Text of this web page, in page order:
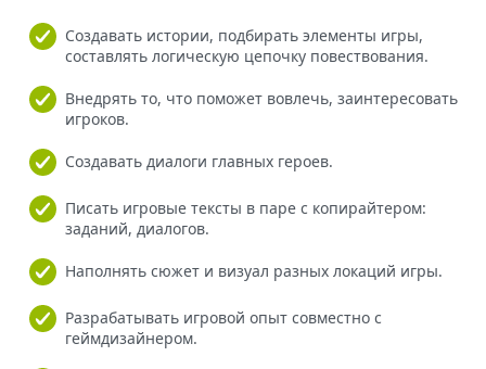
Создавать истории, подбирать элементы игры,
составлять логическую цепочку повествования.
Внедрять то, что поможет вовлечь, заинтересовать
игроков.
Создавать диалоги главных героев.
Писать игровые тексты в паре с копирайтером:
заданий, диалогов.
Наполнять сюжет и визуал разных локаций игры.
Разрабатывать игровой опыт совместно с
геймдизайнером.